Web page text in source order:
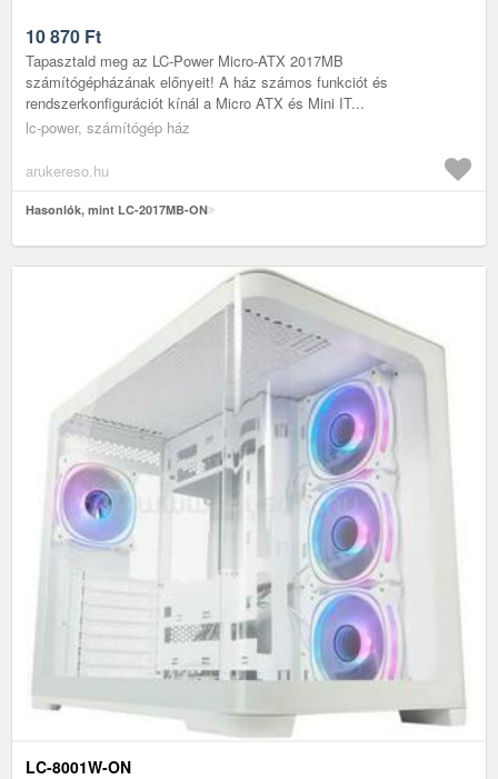
10 870 Ft
Tapasztald meg az LC-Power Micro-ATX 2017MB
számítógépházának előnyeit! A ház számos funkciót és
rendszerkonfigurációt kínál a Micro ATX és Mini IT...
lc-power, számítógép ház
arukereso.hu
Hasonlók, mint LC-2017MB-ON
LC-8001W-ON